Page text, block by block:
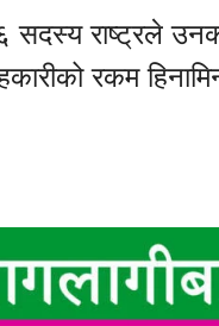
राष्ट्रले
रकम